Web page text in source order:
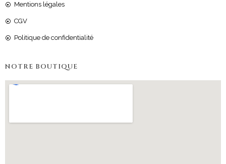
Mentions légales
CGV
Politique de confidentialité
NOTRE BOUTIQUE